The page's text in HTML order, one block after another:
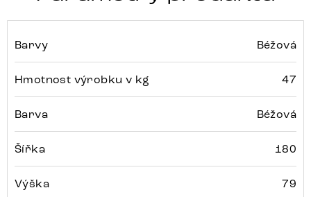
Barvy Béžová
Hmotnost výrobku v kg 47
Barva Béžová
Šířka 180
Výška 79